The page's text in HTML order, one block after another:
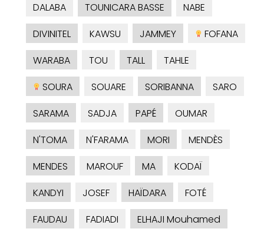
DALABA
TOUNICARA BASSE
NABE
DIVINITEL
KAWSU JAMMEY
FOFANA
WARABA
TOU TALL
TAHLE
SOURA
SOUARE SORIBANNA
SARO
SARAMA
SADJA PAPÉ
OUMAR
N'TOMA
N'FARAMA MORI
MENDÈS
MENDES
MAROUF MA
KODAÏ
KANDYI
JOSEF HAÏDARA
FOTÉ
FAUDAU
FADIADI
ELHAJI Mouhamed